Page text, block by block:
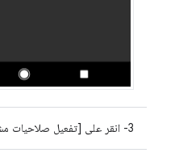
3- انقر على [تفعيل صلاحيات مشرف الجهاز].